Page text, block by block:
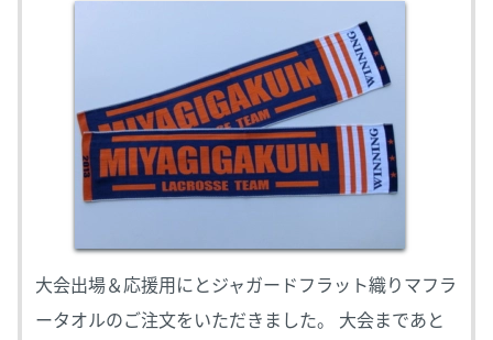
大会出場＆応援用にとジャガードフラット織りマフラ
ータオルのご注文をいただきました。 大会まであと